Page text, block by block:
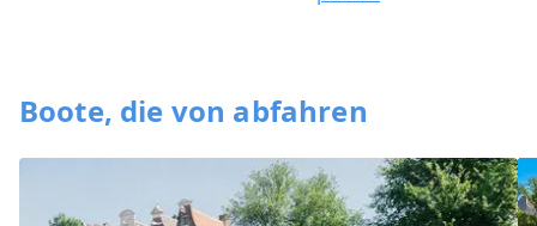
Boote, die von abfahren